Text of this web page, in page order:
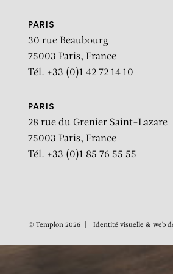
PARIS
30 rue Beaubourg
75003 Paris, France
Tél. +33 (0)1 42 72 14 10
PARIS
28 rue du Grenier Saint-Lazare
75003 Paris, France
Tél. +33 (0)1 85 76 55 55
© Templon 2026 Identité visuelle & web